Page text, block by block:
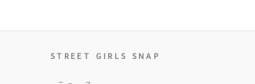
STREET GIRLS SNAP